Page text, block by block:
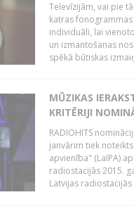
Televīzijām, vai pie
katras
individuāli, lai
un izmantošanas
spēkā būtiskas
MŪZIKAS
KRITĒRIJI
RADIOHITS
janvārim tiek
apvienība" (LaIPA)
radiostacijās 2015.
Latvijas